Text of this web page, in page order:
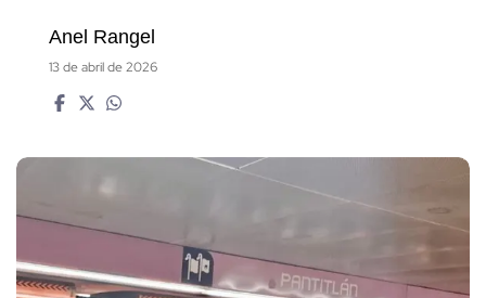
Anel Rangel
13 de abril de 2026